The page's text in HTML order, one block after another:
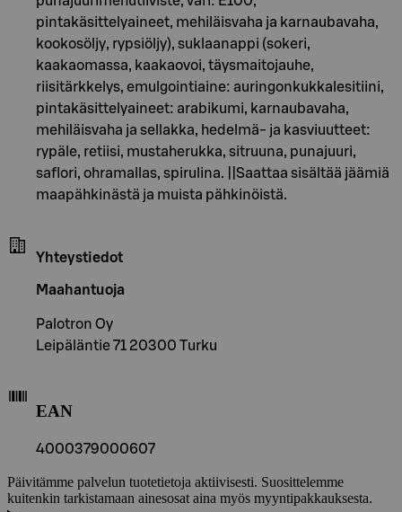
pintakäsittelyaineet, mehiläisvaha ja karnaubavaha,
kookosöljy, rypsiöljy), suklaanappi (sokeri,
kaakaomassa, kaakaovoi, täysmaitojauhe,
riisitärkkelys, emulgointiaine: auringonkukkalesitiini,
pintakäsittelyaineet: arabikumi, karnaubavaha,
mehiläisvaha ja sellakka, hedelmä- ja kasviuutteet:
rypäle, retiisi, mustaherukka, sitruuna, punajuuri,
saflori, ohramallas, spirulina. ||Saattaa sisältää jäämiä
maapähkinästä ja muista pähkinöistä.
Yhteystiedot
Maahantuoja
Palotron Oy
Leipäläntie 71 20300 Turku
EAN
4000379000607
Päivitämme palvelun tuotetietoja aktiivisesti. Suosittelemme
kuitenkin tarkistamaan ainesosat aina myös myyntipakkauksesta.